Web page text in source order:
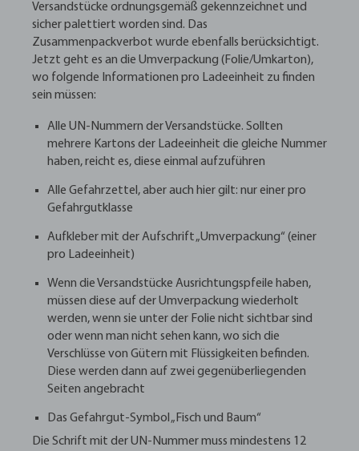
Versandstücke ordnungsgemäß gekennzeichnet und
sicher palettiert worden sind. Das
Zusammenpackverbot wurde ebenfalls berücksichtigt.
Jetzt geht es an die Umverpackung (Folie/Umkarton),
wo folgende Informationen pro Ladeeinheit zu finden
sein müssen:
Alle UN-Nummern der Versandstücke. Sollten
mehrere Kartons der Ladeeinheit die gleiche Nummer
haben, reicht es, diese einmal aufzuführen
Alle Gefahrzettel, aber auch hier gilt: nur einer pro
Gefahrgutklasse
Aufkleber mit der Aufschrift „Umverpackung“ (einer
pro Ladeeinheit)
Wenn die Versandstücke Ausrichtungspfeile haben,
müssen diese auf der Umverpackung wiederholt
werden, wenn sie unter der Folie nicht sichtbar sind
oder wenn man nicht sehen kann, wo sich die
Verschlüsse von Gütern mit Flüssigkeiten befinden.
Diese werden dann auf zwei gegenüberliegenden
Seiten angebracht
Das Gefahrgut-Symbol „Fisch und Baum“
Die Schrift mit der UN-Nummer muss mindestens 12